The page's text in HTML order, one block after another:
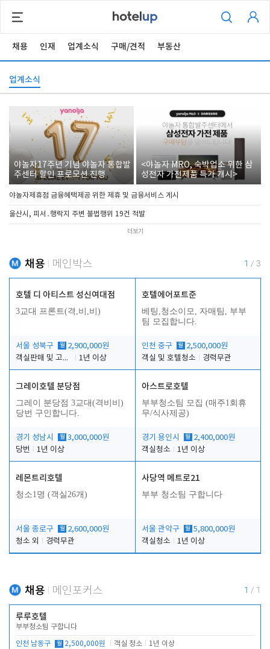
채용 인재 업계소식 구매/견적 부동산
업계소식
야놀자17주년 기념 야놀자 통합발
주센터 할인 프로모션 진행
<야놀자 MRO, 숙박업소 위한 삼
성전자 가전제품 특가 개시>
야놀자제휴점 금융혜택제공 위한 제휴 및 금융서비스 게시
울산시, 피서․행락지 주변 불법행위 19건 적발
더보기
채용 메인박스 1 / 3
호텔 디 아티스트 성신여대점
3교대 프론트(격,비,비)
서울 성북구 월 2,900,000원
객실판매 및 고객응대
1년 이상
호텔에어포트준
베팅,청소이모, 자매팀, 부부
팀 모집합니다.
인천 중구 월 2,500,000원
객실 및 호텔청소
경력무관
그레이호텔 분당점
그레이 분당점 3교대(격비비)
당번 구인합니다.
경기 성남시 월 3,000,000원
당번
1년 이상
아스트로호텔
부부청소팀 모집 (매주1회휴
무/식사제공)
경기 용인시 월 2,400,000원
객실청소
1년 이상
레몬트리호텔
청소1명 (객실26개)
서울 종로구 월 2,600,000원
청소 외
경력무관
사당역 메트로21
부부 청소팀 구합니다
서울 관악구 월 5,800,000원
객실청소
1년 이상
채용 메인포커스 1 / 1
루루호텔
부부청소팀 구합니다
인천 남동구 월 2,500,000원 객실 청소 1년 이상